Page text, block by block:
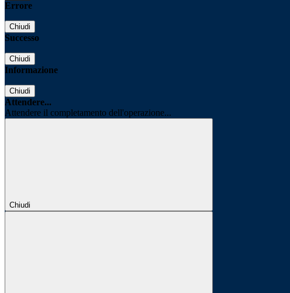
Errore
Chiudi
Successo
Chiudi
Informazione
Chiudi
Attendere...
Attendere il completamento dell'operazione...
Chiudi